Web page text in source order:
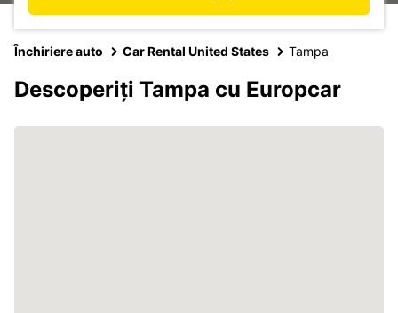
Închiriere auto Car Rental United States Tampa
Descoperiți Tampa cu Europcar